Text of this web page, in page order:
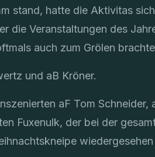
stand, hatte die Aktivitas
die Veranstaltungen des
auch zum Grölen
und aB Kröner.
aF Tom Schneider,
Fuxenulk, der bei der